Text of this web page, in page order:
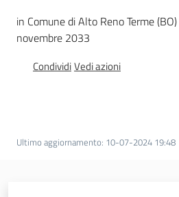
in Comune di Alto Reno Terme
novembre 2033
CondividiVedi azioni
Ultimo aggiornamento: 10-07-2024 19:48